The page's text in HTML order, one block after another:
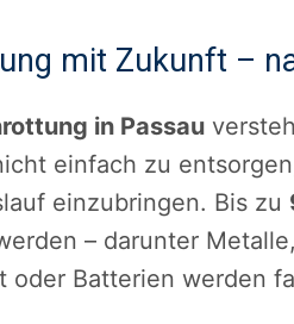
mit Zukunft –
in Passau
einfach zu
einzubringen. Bis zu
– darunter
oder Batterien werden